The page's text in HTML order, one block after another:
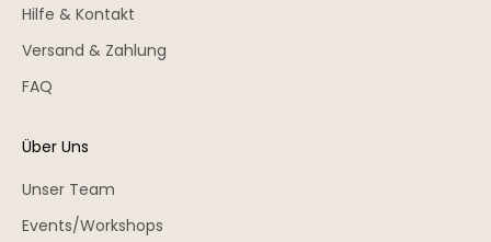
Hilfe & Kontakt
Versand & Zahlung
FAQ
Über Uns
Unser Team
Events/Workshops